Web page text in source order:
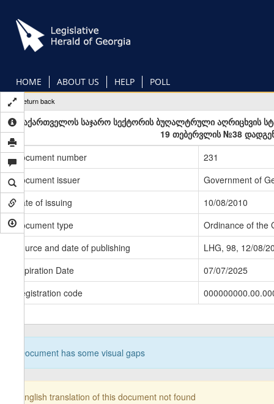
main
content
HOME ABOUT US HELP POLL
Return back
„საქართველოს საჯარო სექტორის ბუღალტრული აღრიცხვის
19 თებერვლის №38
Document number
231
Document issuer
Government of
Date of issuing
10/08/2010
Document type
Ordinance of the
Source and date of publishing
LHG, 98, 12/08/
Expiration Date
07/07/2025
Registration code
Document has some visual gaps
English translation of this document not found